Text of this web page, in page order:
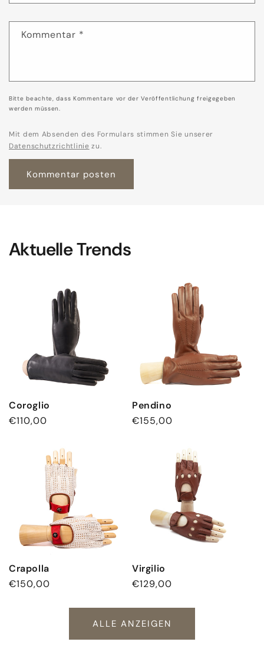
Kommentar *
Bitte beachte, dass Kommentare vor der Veröffentlichung freigegeben
werden müssen.
Mit dem Absenden des Formulars stimmen Sie unserer
Datenschutzrichtlinie zu.
Aktuelle Trends
Coroglio
Normaler
€110,00
Pendino
Normaler
€155,00
Crapolla
Normaler
€150,00
Virgilio
Normaler
€129,00
ALLE ANZEIGEN